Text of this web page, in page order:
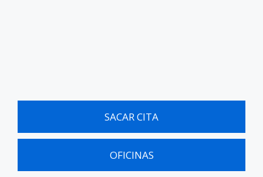
SACAR CITA
OFICINAS